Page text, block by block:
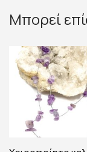
Μπορεί